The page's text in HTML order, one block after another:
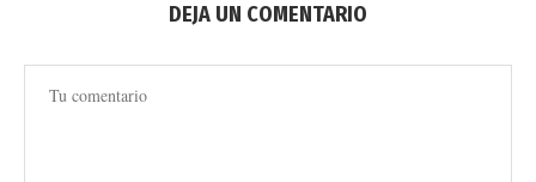
DEJA UN COMENTARIO